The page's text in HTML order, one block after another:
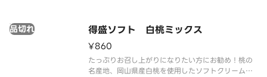
得盛ソフト 白桃ミックス
品切れ
¥860
たっぷりお召し上がりになりたい方にお勧め！桃の
名産地、岡山県産白桃を使用したソフトクリームで